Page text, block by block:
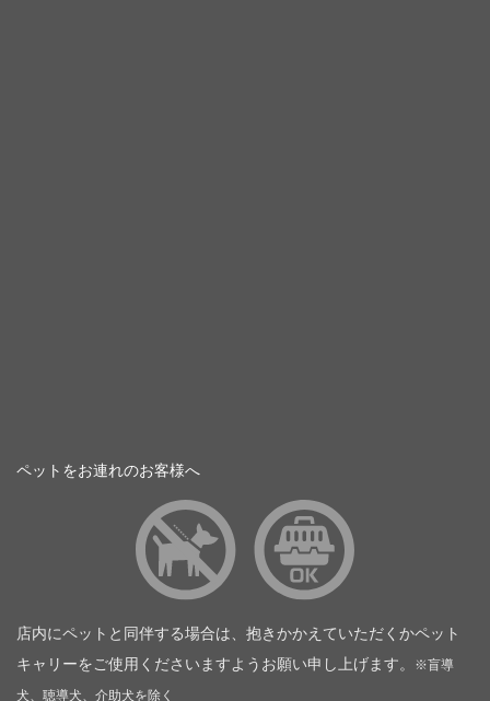
ペットをお連れのお客様へ
店内にペットと同伴する場合は、抱きかかえていただくかペット
キャリーをご使用くださいますようお願い申し上げます。
※盲導
犬、聴導犬、介助犬を除く